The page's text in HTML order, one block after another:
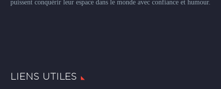
puissent conquérir leur espace dans le monde avec confiance et humour.
LIENS UTILES